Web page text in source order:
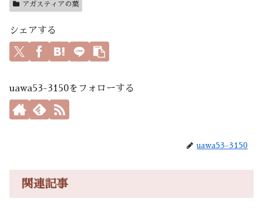
アガスティアの葉
シェアする
uawa53-3150をフォローする
uawa53-3150
関連記事